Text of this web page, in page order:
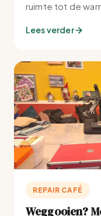
ruimte tot de
Lees verder
REPAIR CAFÉ
Weggooien?